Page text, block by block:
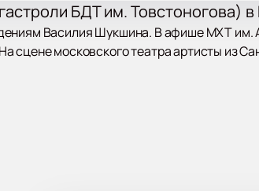
БДТ им. Товстоногова)
Василия Шукшина. В афише МХТ им.
сцене московского театра артисты из